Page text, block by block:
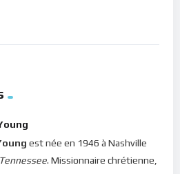
s’assouplit pour se laisser
aux publications, veuillez
sur le site (afin d’être en mesure
est née en 1946 à Nashville
Tennessee. Missionnaire chrétienne,